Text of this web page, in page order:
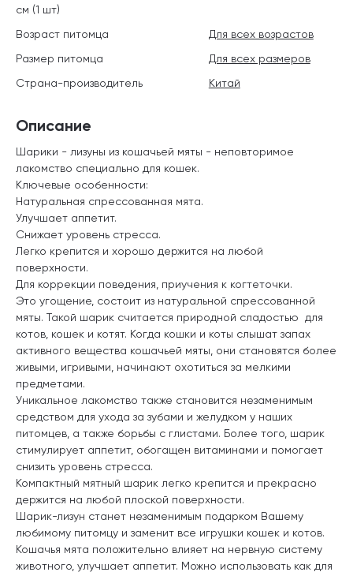
Описание
Шарики - лизуны из кошачьей мяты - неповторимое
лакомство специально для кошек.
Ключевые особенности:
Натуральная спрессованная мята.
Улучшает аппетит.
Снижает уровень стресса.
Легко крепится и хорошо держится на любой
поверхности.
Для коррекции поведения, приучения к когтеточки.
Это угощение, состоит из натуральной спрессованной
мяты. Такой шарик считается природной сладостью для
котов, кошек и котят. Когда кошки и коты слышат запах
активного вещества кошачьей мяты, они становятся более
живыми, игривыми, начинают охотиться за мелкими
предметами.
Уникальное лакомство также становится незаменимым
средством для ухода за зубами и желудком у наших
питомцев, а также борьбы с глистами. Более того, шарик
стимулирует аппетит, обогащен витаминами и помогает
снизить уровень стресса.
Компактный мятный шарик легко крепится и прекрасно
держится на любой плоской поверхности.
Шарик-лизун станет незаменимым подарком Вашему
любимому питомцу и заменит все игрушки кошек и котов.
Кошачья мята положительно влияет на нервную систему
животного, улучшает аппетит. Можно использовать как для
см (1 шт)
Возраст питомца
Для всех возрастов
Размер питомца
Для всех размеров
Страна-производитель
Китай